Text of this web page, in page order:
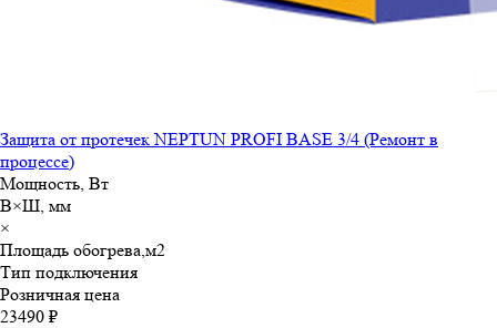
Защита от протечек NEPTUN PROFI BASE 3/4 (Ремонт в
процессе)
Мощность, Вт
В×Ш, мм
×
Площадь обогрева,м2
Тип подключения
Розничная цена
23490 ₽